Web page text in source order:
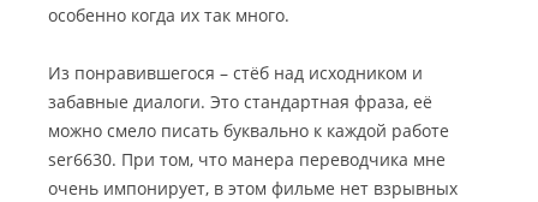
особенно когда их так много.
Из понравившегося – стёб над исходником и
забавные диалоги. Это стандартная фраза, её
можно смело писать буквально к каждой работе
ser6630. При том, что манера переводчика мне
очень импонирует, в этом фильме нет взрывных